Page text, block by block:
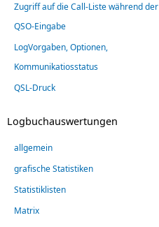
Zugriff auf die Call-Liste während der
QSO-Eingabe
LogVorgaben, Optionen,
Kommunikatiosstatus
QSL-Druck
Logbuchauswertungen
allgemein
grafische Statistiken
Statistiklisten
Matrix